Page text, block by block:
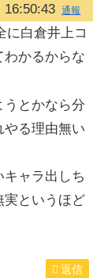
16:50:43 通報
に白倉井上コ
わかるからな
うとかなら分
やる理由無い
ャラ出しち
実というほど
返信